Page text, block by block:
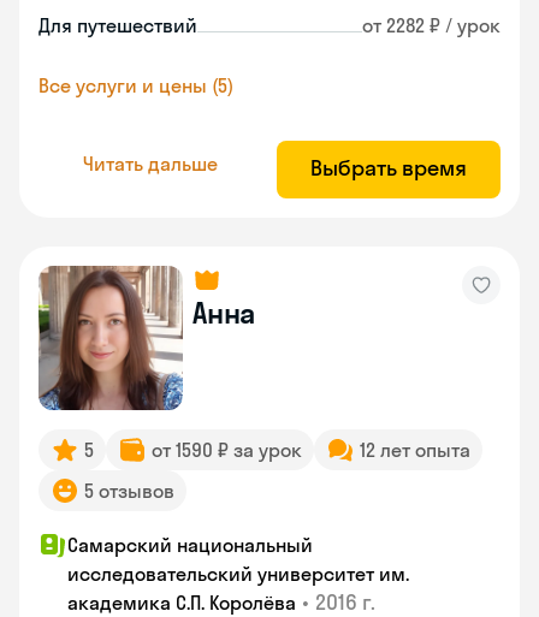
Для путешествий от 2282 ₽ / урок
Все услуги и цены (5)
Читать дальше Выбрать время
Анна
5 от 1590 ₽ за урок
12 лет опыта
5 отзывов
Самарский национальный
исследовательский университет им.
академика С.П. Королёва • 2016 г.